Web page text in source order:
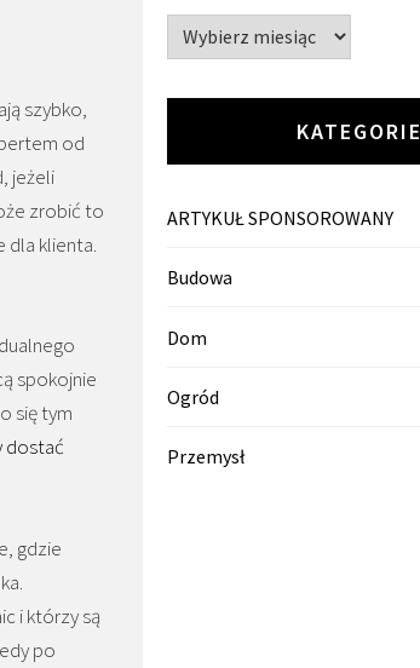
szybko,
od
jeżeli
zrobić to
dla klienta.
spokojnie
się tym
dostać
gdzie
i którzy są
po
Archiwa
KATEGORIE
ARTYKUŁ SPONSOROWANY
Budowa
Dom
Ogród
Przemysł